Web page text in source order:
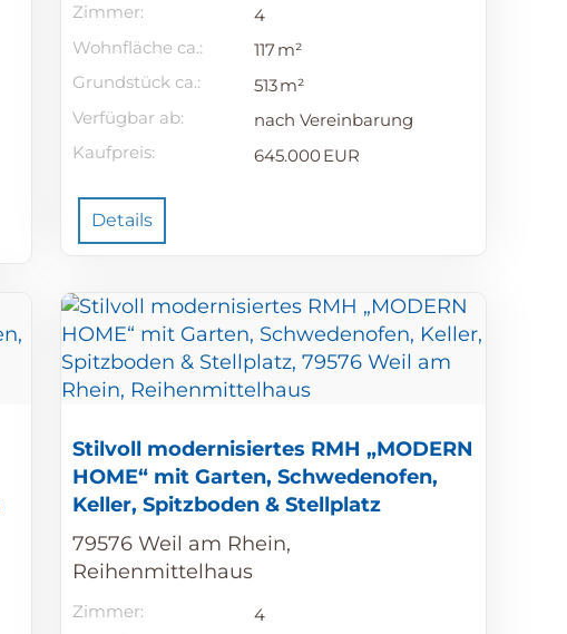
Zimmer:
4
Wohnfläche ca.:
117 m²
Grund­stück ca.:
513 m²
Verfügbar ab:
nach Vereinbarung
Kaufpreis:
645.000 EUR
Details
Stilvoll modernisiertes RMH „MODERN
HOME“ mit Garten, Schwedenofen,
Keller, Spitzboden & Stellplatz
79576 Weil am Rhein,
Reihenmittelhaus
Zimmer:
4